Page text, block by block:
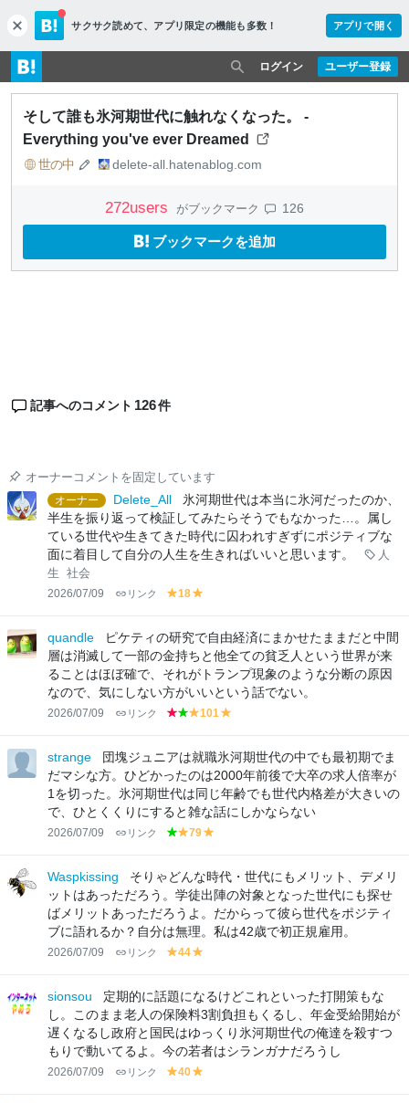
c
l
o
s
e
サクサク読めて、 アプリ限定の機能も多数！ アプリで開く
ユーザー登録
ログイン
そして誰も氷河期世代に触れなくなった。 -
Everything you've ever Dreamed
世の中 delete-all.hatenablog.com
272users がブックマーク 126
ブックマークを追加
記事へのコメント 126件
オーナーコメントを固定しています
オーナー
Delete_All
氷河期世代は本当に氷河だったのか、
半生を振り返って検証してみたらそうでもなかった…。属し
ている世代や生きてきた時代に囚われすぎずにポジティブな
面に着目して自分の人生を生きればいいと思います。
人
生
社会
2026/07/09 リンク
y
lo
w
18
lo
w
quandle
ピケティの研究で自由経済にまかせたままだと中間
層は消滅して一部の金持ちと他全ての貧乏人という世界が来
ることはほぼ確で、それがトランプ現象のような分断の原因
なので、気にしない方がいいという話でない。
2026/07/09 リンク
r
d
g
e
e
n
y
lo
w
101
lo
w
strange
団塊ジュニアは就職氷河期世代の中でも最初期でま
だマシな方。ひどかったのは2000年前後で大卒の求人倍率が
1を切った。氷河期世代は同じ年齢でも世代内格差が大きいの
で、ひとくくりにすると雑な話にしかならない
2026/07/09 リンク
g
e
n
y
lo
w
79
lo
w
Waspkissing
そりゃどんな時代・世代にもメリット、デメリ
ットはあっただろう。学徒出陣の対象となった世代にも探せ
ばメリットあっただろうよ。だからって彼ら世代をポジティ
ブに語れるか？自分は無理。私は42歳で初正規雇用。
2026/07/09 リンク
y
lo
w
44
lo
w
sionsou
定期的に話題になるけどこれといった打開策もな
し。このまま老人の保険料3割負担もくるし、年金受給開始が
遅くなるし政府と国民はゆっくり氷河期世代の俺達を殺すつ
もりで動いてるよ。今の若者はシランガナだろうし
2026/07/09 リンク
y
40